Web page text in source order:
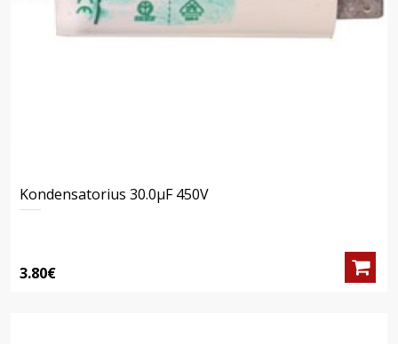
Kondensatorius 30.0μF 450V
3.80€